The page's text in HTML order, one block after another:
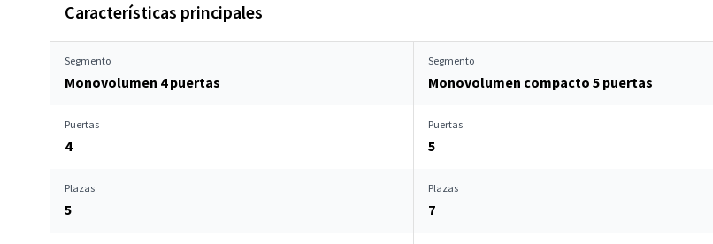
Características principales
Segmento
Monovolumen 4 puertas
Segmento
Monovolumen compacto 5 puertas
Puertas
4
Puertas
5
Plazas
5
Plazas
7